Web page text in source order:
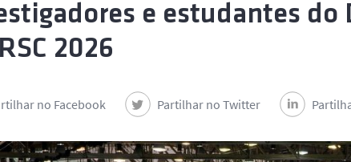
e estudantes do
2026
no Facebook Partilhar no Twitter